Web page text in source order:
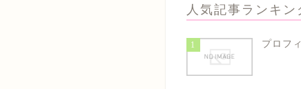
人気記事ランキン
1 プロフ